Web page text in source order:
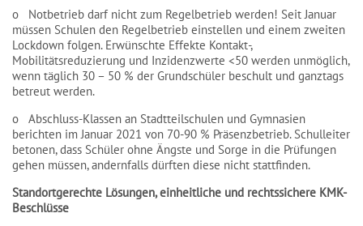
o Notbetrieb darf nicht zum Regelbetrieb werden! Seit Januar
müssen Schulen den Regelbetrieb einstellen und einem zweiten
Lockdown folgen. Erwünschte Effekte Kontakt-,
Mobilitätsreduzierung und Inzidenzwerte <50 werden unmöglich,
wenn täglich 30 – 50 % der Grundschüler beschult und ganztags
betreut werden.
o Abschluss-Klassen an Stadtteilschulen und Gymnasien
berichten im Januar 2021 von 70-90 % Präsenzbetrieb. Schulleiter
betonen, dass Schüler ohne Ängste und Sorge in die Prüfungen
gehen müssen, andernfalls dürften diese nicht stattfinden.
Standortgerechte Lösungen, einheitliche und rechtssichere KMK-
Beschlüsse